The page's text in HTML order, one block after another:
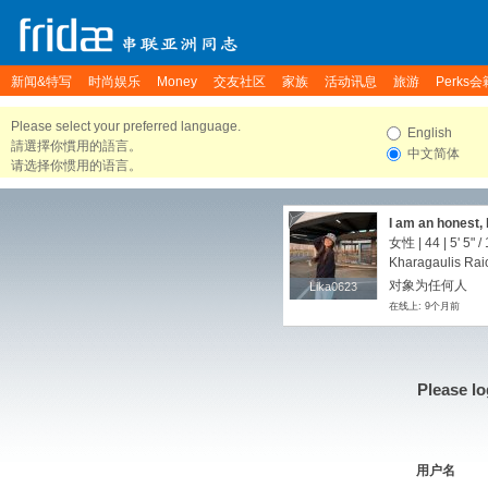
新闻&特写 时尚娱乐 Money 交友社区 家族 活动讯息 旅游 Perks会
Please select your preferred language.
請選擇你慣用的語言。
请选择你惯用的语言。
English
中文简体
Lika0623
Lika0623
I am an
you don't trust
waste time. I
女性 | 44 | 5' 5" /
Kharagaulis
对象为任何人
在线上: 9个月前
Please
用户名